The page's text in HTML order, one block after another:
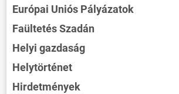
Európai Uniós Pályázatok
Faültetés Szadán
Helyi gazdaság
Helytörténet
Hirdetmények